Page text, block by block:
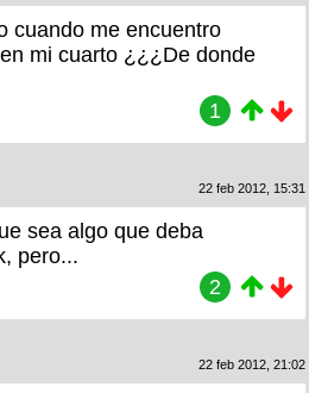
cuando me encuentro
mi cuarto ¿¿¿De donde
1
22 feb 2012, 15:31
sea algo que deba
pero...
2
22 feb 2012, 21:02